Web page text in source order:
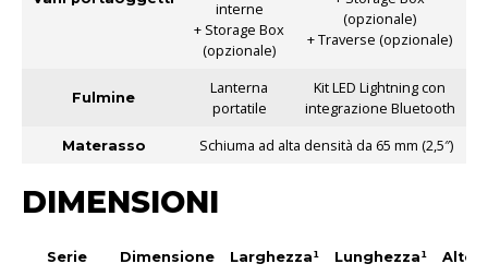
interne
+ Storage Box
(opzionale)
(opzionale)
+ Traverse (opzionale)
Fulmine
Lanterna
portatile
Kit LED Lightning con
integrazione Bluetooth
Materasso Schiuma ad alta densità da 65 mm (2,5″)
DIMENSIONI
Serie Dimensione Larghezza¹ Lunghezza¹